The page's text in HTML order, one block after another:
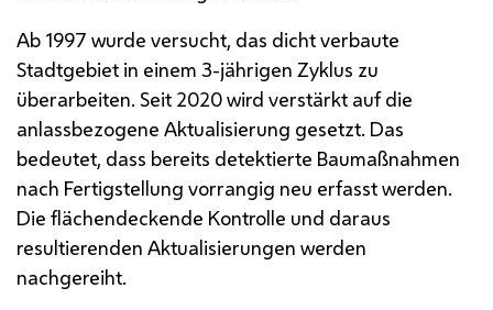
Ab 1997 wurde versucht, das dicht verbaute
Stadtgebiet in einem 3-jährigen Zyklus zu
überarbeiten. Seit 2020 wird verstärkt auf die
anlassbezogene Aktualisierung gesetzt. Das
bedeutet, dass bereits detektierte Baumaßnahmen
nach Fertigstellung vorrangig neu erfasst werden.
Die flächendeckende Kontrolle und daraus
resultierenden Aktualisierungen werden
nachgereiht.